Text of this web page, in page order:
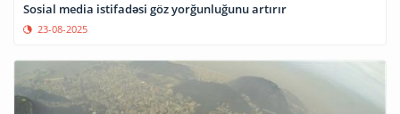
Sosial media istifadəsi göz yorğunluğunu artırır
23-08-2025